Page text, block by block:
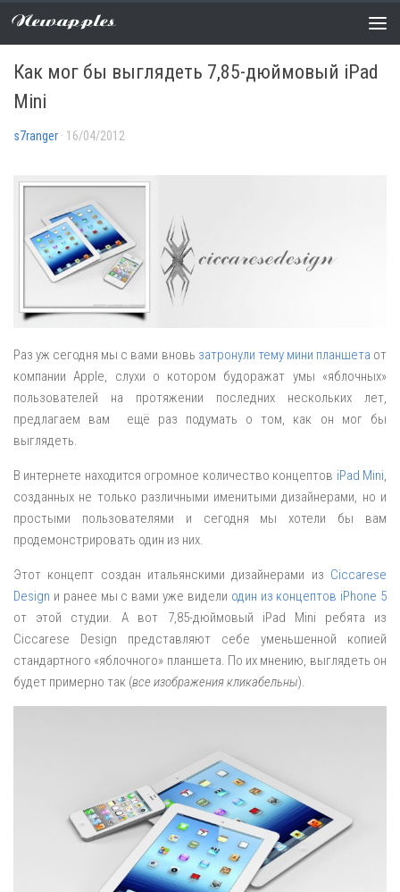
Newapples
НОВОСТИ 0 COMMENTS
Как мог бы выглядеть 7,85-дюймовый iPad
Mini
s7ranger · 16/04/2012
Раз уж сегодня мы с вами вновь затронули тему мини планшета от
компании Apple, слухи о котором будоражат умы «яблочных»
пользователей на протяжении последних нескольких лет,
предлагаем вам ещё раз подумать о том, как он мог бы
выглядеть.
В интернете находится огромное количество концептов iPad Mini,
созданных не только различными именитыми дизайнерами, но и
простыми пользователями и сегодня мы хотели бы вам
продемонстрировать один из них.
Этот концепт создан итальянскими дизайнерами из Ciccarese
Design и ранее мы с вами уже видели один из концептов iPhone 5
от этой студии. А вот 7,85-дюймовый iPad Mini ребята из
Ciccarese Design представляют себе уменьшенной копией
стандартного «яблочного» планшета. По их мнению, выглядеть он
будет примерно так (все изображения кликабельны).